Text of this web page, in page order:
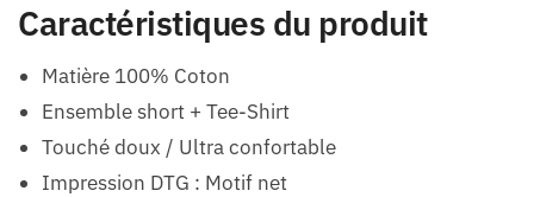
Caractéristiques du produit
Matière 100% Coton
Ensemble short + Tee-Shirt
Touché doux / Ultra confortable
Impression DTG : Motif net